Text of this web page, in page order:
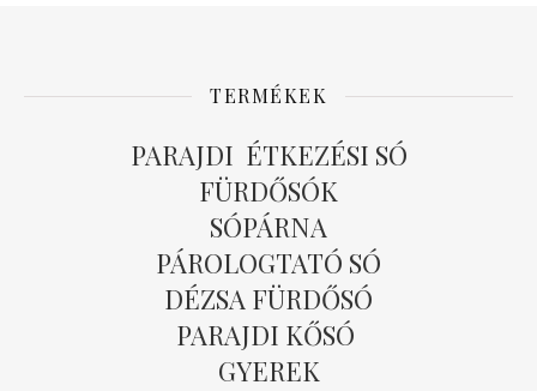
TERMÉKEK
PARAJDI ÉTKEZÉSI SÓ
FÜRDŐSÓK
SÓPÁRNA
PÁROLOGTATÓ SÓ
DÉZSA FÜRDŐSÓ
PARAJDI KŐSÓ
GYEREK